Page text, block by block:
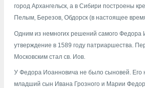
город Архангельск, а в Сибири построены
Пелым, Березов, Обдорск (в настоящее
Одним из немногих решений самого Федора
утверждение в 1589 году патриаршества.
Московским стал св. Иов.
У Федора Иоанновича не было сыновей. Его
младший сын Ивана Грозного и Марии